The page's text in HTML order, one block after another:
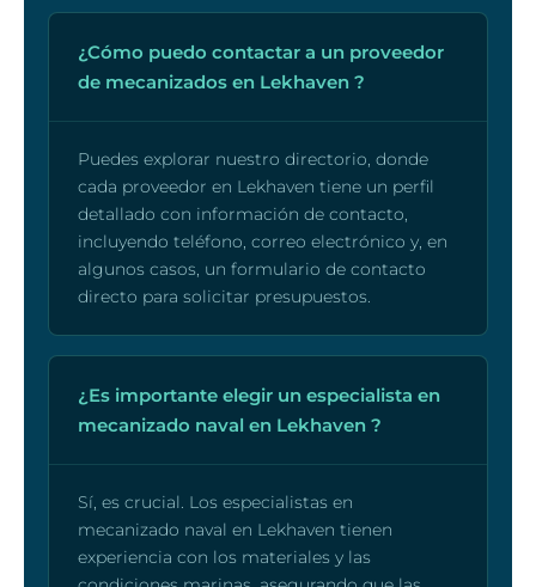
¿Cómo puedo contactar a un proveedor
de mecanizados en Lekhaven ?
Puedes explorar nuestro directorio, donde
cada proveedor en Lekhaven tiene un perfil
detallado con información de contacto,
incluyendo teléfono, correo electrónico y, en
algunos casos, un formulario de contacto
directo para solicitar presupuestos.
¿Es importante elegir un especialista en
mecanizado naval en Lekhaven ?
Sí, es crucial. Los especialistas en
mecanizado naval en Lekhaven tienen
experiencia con los materiales y las